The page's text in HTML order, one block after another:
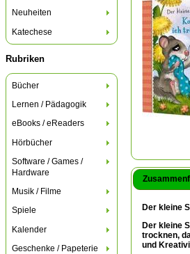
Neuheiten
Katechese
Rubriken
Bücher
Lernen / Pädagogik
eBooks / eReaders
Hörbücher
Software / Games /
Hardware
Musik / Filme
Spiele
Kalender
Geschenke / Papeterie
Der kleine
Der kleine
trocknen,
und